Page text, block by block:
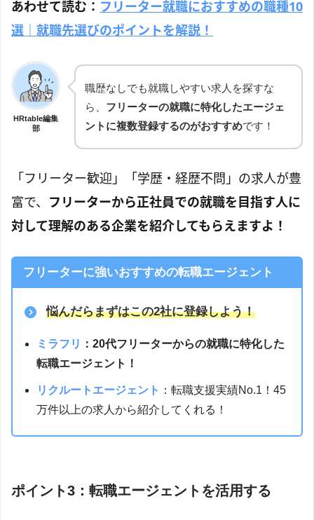
あわせて読む： フリーター就職におすすめの職種10
選｜就職先選びのポイントを解説！
HRtable編集
部
職歴なしでも就職しやすい求人を探すな
ら、 フリーターの就職に特化したエージェ
ントに複数登録するのがおすすめです！
「フリーター歓迎」「学歴・経歴不問」の求人が豊
富で、 フリーターから正社員での就職を目指す人に
対して理解のある企業を紹介してもらえますよ！
フリーターに強いおすすめの転職エージェント
悩んだらまずはこの2社に登録しよう！
ミラフリ ：20代フリーターからの就職に特化した
転職エージェント！
リクルートエージェント ：転職支援実績No.1！45
万件以上の求人から紹介してくれる！
ポイント3：転職エージェントを活用する